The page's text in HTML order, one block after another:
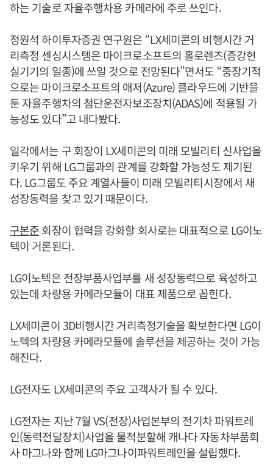
하는 기술로 자율주행차용 카메라에 주로 쓰인다.
정원석 하이투자증권 연구원은 “LX세미콘의 비행시간 거
리측정 센싱시스템은 마이크로소프트의 홀로렌즈(증강현
실기기의 일종)에 쓰일 것으로 전망된다”면서도 “중장기적
으로는 마이크로소프트의 애저(Azure) 클라우드에 기반을
둔 자율주행차의 첨단운전자보조장치(ADAS)에 적용될 가
능성도 있다”고 내다봤다.
일각에서는 구 회장이 LX세미콘의 미래 모빌리티 신사업을
키우기 위해 LG그룹과의 관계를 강화할 가능성도 제기된
다. LG그룹도 주요 계열사들이 미래 모빌리티시장에서 새
성장동력을 찾고 있기 때문이다.
구본준회장이 협력을 강화할 회사로는 대표적으로 LG이노
텍이 거론된다.
LG이노텍은 전장부품사업부를 새 성장동력으로 육성하고
있는데 차량용 카메라모듈이 대표 제품으로 꼽힌다.
LX세미콘이 3D비행시간 거리측정기술을 확보한다면 LG이
노텍의 차량용 카메라모듈에 솔루션을 제공하는 것이 가능
해진다.
LG전자도 LX세미콘의 주요 고객사가 될 수 있다.
LG전자는 지난 7월 VS(전장)사업본부의 전기차 파워트레
인(동력전달장치)사업을 물적분할해 캐나다 자동차부품회
사 마그나와 함께 LG마그나이파워트레인을 설립했다.